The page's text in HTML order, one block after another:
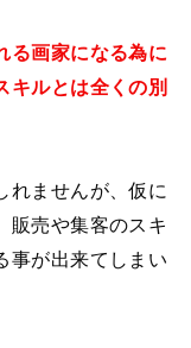
る画家になる為に
キルとは全くの別
れませんが、仮に
販売や集客のスキ
事が出来てしまい